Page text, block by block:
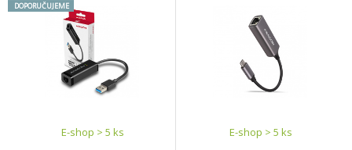
10 / 8.1 a Linux OS- Skládací
a přenosný design se ideálně
hodí k vašemu ultrabooku -
Kompatibilní s Nintendo
Switch: užijte si hraní s přáteli
IPv4/IPv6 checksum pro
snížení zátěže CPU
kontrolními součty,
crossover detekci a
autokorekci, TCP large send
DOPORUČUJEME
E-shop > 5 ks E-shop > 5 ks